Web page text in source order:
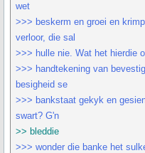
wet
>>> beskerm en groei en
verloor, die sal
>>> hulle nie. Wat het hierdie
>>> handtekening van
besigheid se
>>> bankstaat gekyk en
swart? G'n
>> bleddie
>>> wonder die banke het